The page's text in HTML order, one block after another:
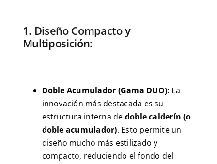
1. Diseño Compacto y
Multiposición:
Doble Acumulador (Gama DUO): La
innovación más destacada es su
estructura interna de doble calderín (o
doble acumulador). Esto permite un
diseño mucho más estilizado y
compacto, reduciendo el fondo del